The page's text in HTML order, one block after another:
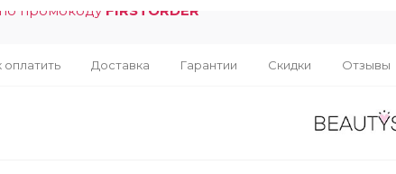
промокоду FIRSTORDER
оплатить Доставка Гарантии Скидки Отзывы